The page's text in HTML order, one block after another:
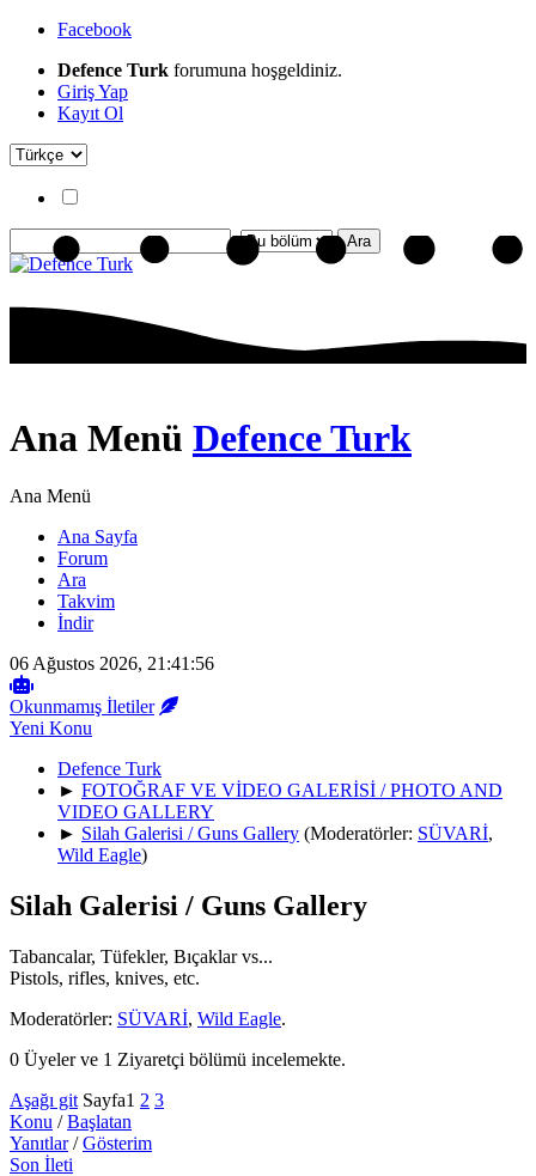
Facebook
Defence Turk forumuna hoşgeldiniz.
Giriş Yap
Kayıt Ol
Ana Menü Defence Turk
Ana Menü
Ana Sayfa
Forum
Ara
Takvim
İndir
06 Ağustos 2026, 21:41:56
Okunmamış İletiler
Yeni Konu
Defence Turk
► FOTOĞRAF VE VİDEO GALERİSİ / PHOTO AND
VIDEO GALLERY
► Silah Galerisi / Guns Gallery (Moderatörler: SÜVARİ,
Wild Eagle)
Silah Galerisi / Guns Gallery
Tabancalar, Tüfekler, Bıçaklar vs...
Pistols, rifles, knives, etc.
Moderatörler: SÜVARİ, Wild Eagle.
0 Üyeler ve 1 Ziyaretçi bölümü incelemekte.
Aşağı git Sayfa1 2 3
Konu /Başlatan
Yanıtlar/Gösterim
Son İleti